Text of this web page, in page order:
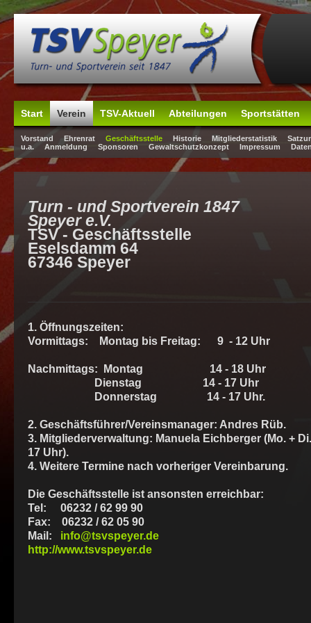
Start Verein TSV-Aktuell Abteilungen Sportstätten
Vorstand Ehrenrat Geschäftsstelle Historie Mitgliederstatistik
u.a.
Anmeldung Sponsoren Gewaltschutzkonzept Impressum
Turn - und Sportverein 1847
Speyer e.V.
TSV - Geschäftsstelle
Eselsdamm 64
67346 Speyer
1. Öffnungszeiten:
Vormittags: Montag bis Freitag: 9 - 12 Uhr
Nachmittags: Montag 14 - 18 Uhr
Dienstag 14 - 17 Uhr
Donnerstag 14 - 17 Uhr.
2. Geschäftsführer/Vereinsmanager: Andres Rüb.
3. Mitgliederverwaltung: Manuela Eichberger (Mo. +
17 Uhr).
4. Weitere Termine nach vorheriger Vereinbarung.
Die Geschäftsstelle ist ansonsten erreichbar:
Tel: 06232 / 62 99 90
Fax: 06232 / 62 05 90
Mail: info@tsvspeyer.de
http://www.tsvspeyer.de